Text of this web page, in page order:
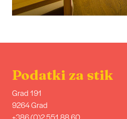
Podatki za stik
Grad 191
9264 Grad
+386 (0)2 551 88 60